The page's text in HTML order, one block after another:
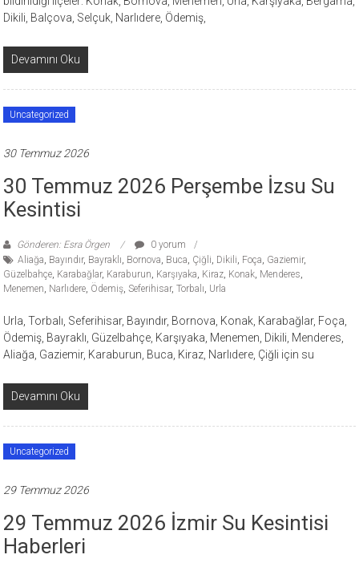
Dikili, Balçova, Selçuk, Narlıdere, Ödemiş,
Devamını Oku
Uncategorized
30 Temmuz 2026
30 Temmuz 2026 Perşembe İzsu Su
Kesintisi
Gönderen: Esra Örgen
0 yorum
Aliağa, Bayındır, Bayraklı, Bornova, Buca, Çiğli, Dikili, Foça, Gaziemir,
Güzelbahçe, Karabağlar, Karaburun, Karşıyaka, Kiraz, Konak, Menderes,
Menemen, Narlıdere, Ödemiş,Seferihisar,Torbalı, Urla
Urla, Torbalı, Seferihisar, Bayındır, Bornova, Konak, Karabağlar, Foça,
Ödemiş, Bayraklı, Güzelbahçe, Karşıyaka, Menemen, Dikili, Menderes,
Aliağa, Gaziemir, Karaburun, Buca, Kiraz, Narlıdere, Çiğli için su
Devamını Oku
Uncategorized
29 Temmuz 2026
29 Temmuz 2026 İzmir Su Kesintisi
Haberleri